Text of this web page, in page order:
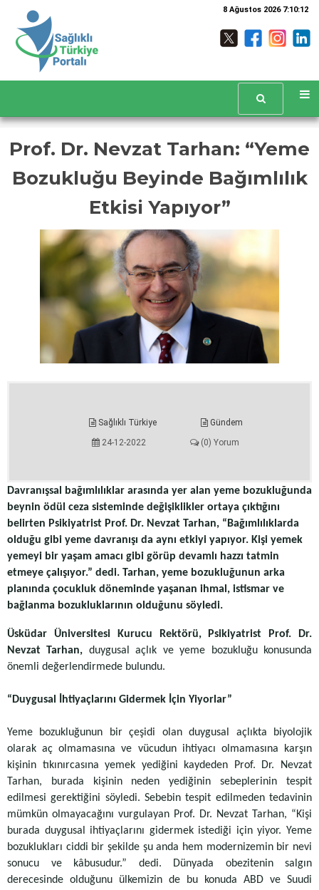
8 Ağustos 2026 7:10:13
Prof. Dr. Nevzat Tarhan: “Yeme
Bozukluğu Beyinde Bağımlılık
Etkisi Yapıyor”
Sağlıklı Türkiye
Gündem
24-12-2022
(0) Yorum
Davranışsal bağımlılıklar arasında yer alan yeme bozukluğunda
beynin ödül ceza sisteminde değişiklikler ortaya çıktığını
belirten Psikiyatrist Prof. Dr. Nevzat Tarhan, “Bağımlılıklarda
olduğu gibi yeme davranışı da aynı etkiyi yapıyor. Kişi yemek
yemeyi bir yaşam amacı gibi görüp devamlı hazzı tatmin
etmeye çalışıyor.” dedi. Tarhan, yeme bozukluğunun arka
planında çocukluk döneminde yaşanan ihmal, istismar ve
bağlanma bozukluklarının olduğunu söyledi.
Üsküdar Üniversitesi Kurucu Rektörü, Psikiyatrist Prof. Dr.
Nevzat Tarhan, duygusal açlık ve yeme bozukluğu konusunda
önemli değerlendirmede bulundu.
“Duygusal İhtiyaçlarını Gidermek İçin Yiyorlar”
Yeme bozukluğunun bir çeşidi olan duygusal açlıkta biyolojik
olarak aç olmamasına ve vücudun ihtiyacı olmamasına karşın
kişinin tıkınırcasına yemek yediğini kaydeden Prof. Dr. Nevzat
Tarhan, burada kişinin neden yediğinin sebeplerinin tespit
edilmesi gerektiğini söyledi. Sebebin tespit edilmeden tedavinin
mümkün olmayacağını vurgulayan Prof. Dr. Nevzat Tarhan, “Kişi
burada duygusal ihtiyaçlarını gidermek istediği için yiyor. Yeme
bozuklukları ciddi bir şekilde şu anda hem modernizemin bir nevi
sonucu ve kâbusudur.” dedi. Dünyada obezitenin salgın
derecesinde olduğunu ülkemizin de bu konuda ABD ve Suudi